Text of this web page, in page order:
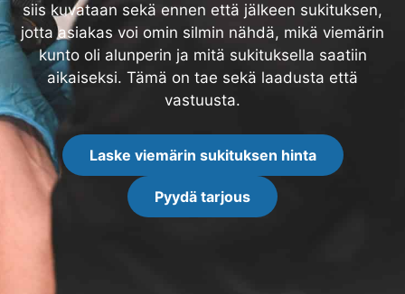
siis kuvataan sekä ennen että jälkeen sukituksen,
jotta asiakas voi omin silmin nähdä, mikä viemärin
kunto oli alunperin ja mitä sukituksella saatiin
aikaiseksi. Tämä on tae sekä laadusta että
vastuusta.
Laske viemärin sukituksen hinta
Pyydä tarjous